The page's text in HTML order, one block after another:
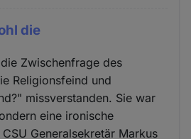
die
Zwischenfrage des
Religionsfeind und
missverstanden. Sie war
eine ironische
Generalsekretär Markus